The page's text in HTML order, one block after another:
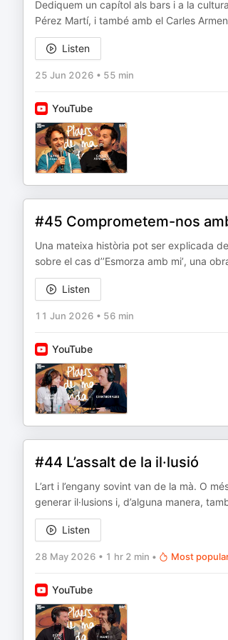
Dediquem un capítol als bars i a la
Pérez Martí, i també amb el Carles
Listen
25 Jun 2026 • 55 min
YouTube
#45 Comprometem-nos
Una mateixa història pot ser explicada
sobre el cas d’’Esmorza amb mi’, una
Listen
11 Jun 2026 • 56 min
YouTube
#44 L’assalt de la il·lusió
L’art i l’engany sovint van de la mà. O
generar il·lusions i, d’alguna manera,
Listen
28 May 2026 • 1 hr 2 min • Most
YouTube